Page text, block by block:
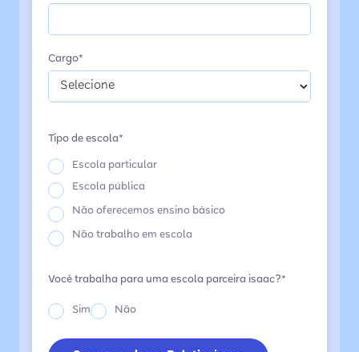
Cargo*
Tipo de escola*
Escola particular
Escola pública
Não oferecemos ensino básico
Não trabalho em escola
Você trabalha para uma escola parceira isaac?*
Sim Não